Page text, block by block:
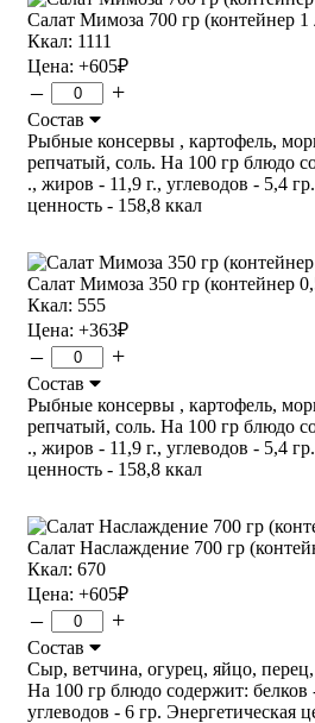
Салат Мимоза 700 гр (контейнер 1
Ккал: 1111
Цена: +605₽
– +
Состав
Рыбные консервы , картофель,
репчатый, соль. На 100 гр блюдо
., жиров - 11,9 г., углеводов - 5,4
ценность - 158,8 ккал
Салат Мимоза 350 гр (контейнер
Ккал: 555
Цена: +363₽
– +
Состав
Рыбные консервы , картофель,
репчатый, соль. На 100 гр блюдо
., жиров - 11,9 г., углеводов - 5,4
ценность - 158,8 ккал
Салат Наслаждение 700 гр
Ккал: 670
Цена: +605₽
– +
Состав
Сыр, ветчина, огурец, яйцо, перец,
На 100 гр блюдо содержит: белков
углеводов - 6 гр. Энергетическая